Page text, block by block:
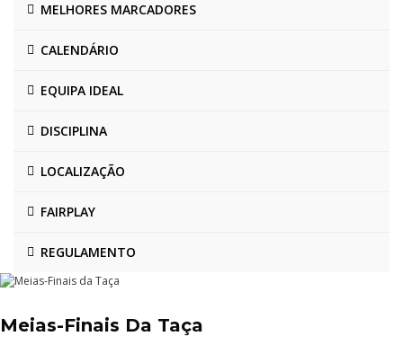
MELHORES MARCADORES
CALENDÁRIO
EQUIPA IDEAL
DISCIPLINA
LOCALIZAÇÃO
FAIRPLAY
REGULAMENTO
Meias-Finais Da Taça